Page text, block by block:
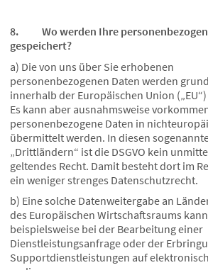
8. Wo werden Ihre
gespeichert?
a) Die von uns über Sie erhobenen
personenbezogenen Daten werden
innerhalb der Europäischen Union
Es kann aber ausnahmsweise
personenbezogene Daten in
übermittelt werden. In diesen
„Drittländern“ ist die DSGVO kein
geltendes Recht. Damit besteht dort im
ein weniger strenges Datenschutzrecht.
b) Eine solche Datenweitergabe an
des Europäischen Wirtschaftsraums kann
beispielsweise bei der Bearbeitung einer
Dienstleistungsanfrage oder der
Supportdienstleistungen auf